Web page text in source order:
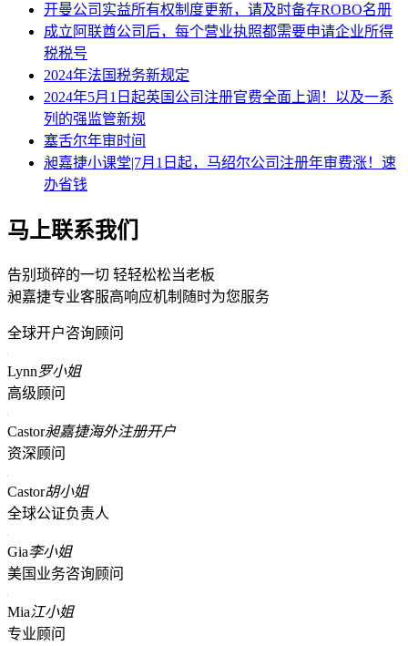
开曼公司实益所有权制度更新，请及时备存ROBO名册
成立阿联酋公司后，每个营业执照都需要申请企业所得
税税号
2024年法国税务新规定
2024年5月1日起英国公司注册官费全面上调！以及一系
列的强监管新规
塞舌尔年审时间
昶嘉捷小课堂|7月1日起，马绍尔公司注册年审费涨！速
办省钱
马上联系我们
告别琐碎的一切 轻轻松松当老板
昶嘉捷专业客服高响应机制随时为您服务
全球开户咨询顾问
Lynn罗小姐
高级顾问
Castor昶嘉捷海外注册开户
资深顾问
Castor胡小姐
全球公证负责人
Gia李小姐
美国业务咨询顾问
Mia江小姐
专业顾问